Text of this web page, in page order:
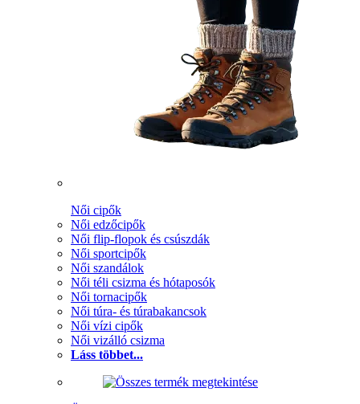
Női cipők
Női edzőcipők
Női flip-flopok és csúszdák
Női sportcipők
Női szandálok
Női téli csizma és hótaposók
Női tornacipők
Női túra- és túrabakancsok
Női vízi cipők
Női vizálló csizma
Láss többet...